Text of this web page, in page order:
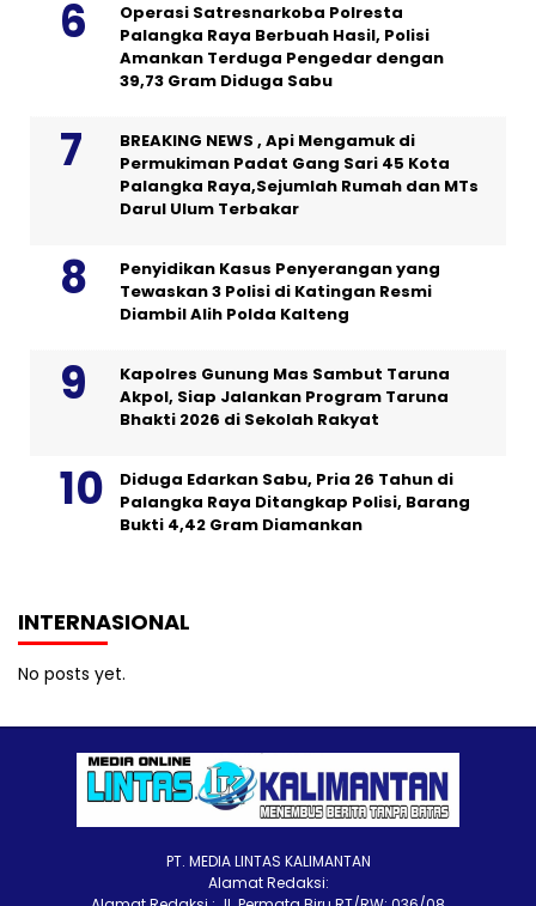
Operasi Satresnarkoba Polresta
Palangka Raya Berbuah Hasil, Polisi
Amankan Terduga Pengedar dengan
39,73 Gram Diduga Sabu
BREAKING NEWS , Api Mengamuk di
Permukiman Padat Gang Sari 45 Kota
Palangka Raya,Sejumlah Rumah dan MTs
Darul Ulum Terbakar
Penyidikan Kasus Penyerangan yang
Tewaskan 3 Polisi di Katingan Resmi
Diambil Alih Polda Kalteng
Kapolres Gunung Mas Sambut Taruna
Akpol, Siap Jalankan Program Taruna
Bhakti 2026 di Sekolah Rakyat
Diduga Edarkan Sabu, Pria 26 Tahun di
Palangka Raya Ditangkap Polisi, Barang
Bukti 4,42 Gram Diamankan
INTERNASIONAL
No posts yet.
PT. MEDIA LINTAS KALIMANTAN
Alamat Redaksi: